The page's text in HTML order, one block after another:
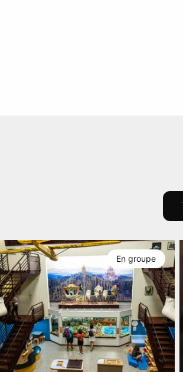
En groupe